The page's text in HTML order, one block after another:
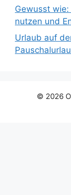
Gewusst
nutzen und
Urlaub auf
© 2026